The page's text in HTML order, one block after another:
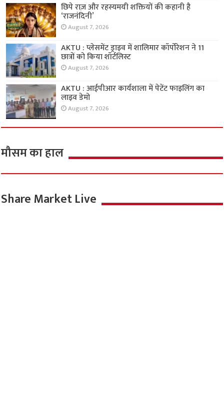
छिपे राज़ और रहस्यमयी शक्तियों की कहानी है
‘राजनंदिनी’
August 7, 2026
AKTU : प्लेसमेंट ड्राइव में शालिमार कॉर्पोरेशन ने 11
छात्रों को किया शॉर्टलिस्ट
August 7, 2026
AKTU : आईपीआर कार्यशाला में पेटेंट फाइलिंग का
लाइव डेमो
August 7, 2026
मौसम का हाल
Share Market Live